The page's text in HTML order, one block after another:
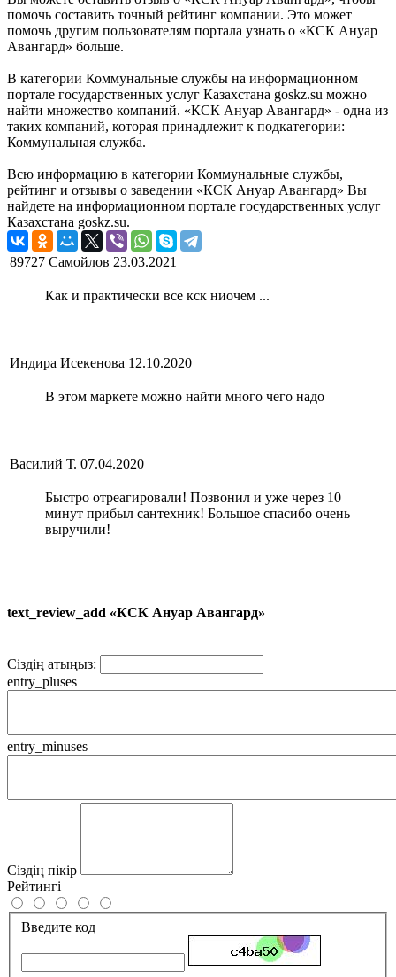
помочь составить точный рейтинг компании. Это может
помочь другим пользователям портала узнать о «КСК Ануар
Авангард» больше.
В категории Коммунальные службы на информационном
портале государственных услуг Казахстана goskz.su можно
найти множество компаний. «КСК Ануар Авангард» - одна из
таких компаний, которая принадлежит к подкатегории:
Коммунальная служба.
Всю информацию в категории Коммунальные службы,
рейтинг и отзывы о заведении «КСК Ануар Авангард» Вы
найдете на информационном портале государственных услуг
Казахстана goskz.su.
89727 Самойлов 23.03.2021
Как и практически все кск ниочем ...
Индира Исекенова 12.10.2020
В этом маркете можно найти много чего надо
Василий Т. 07.04.2020
Быстро отреагировали! Позвонил и уже через 10
минут прибыл сантехник! Большое спасибо очень
выручили!
text_review_add «КСК Ануар Авангард»
Сіздің атыңыз:
entry_pluses
entry_minuses
Сіздің пікір
Рейтингі
Введите код